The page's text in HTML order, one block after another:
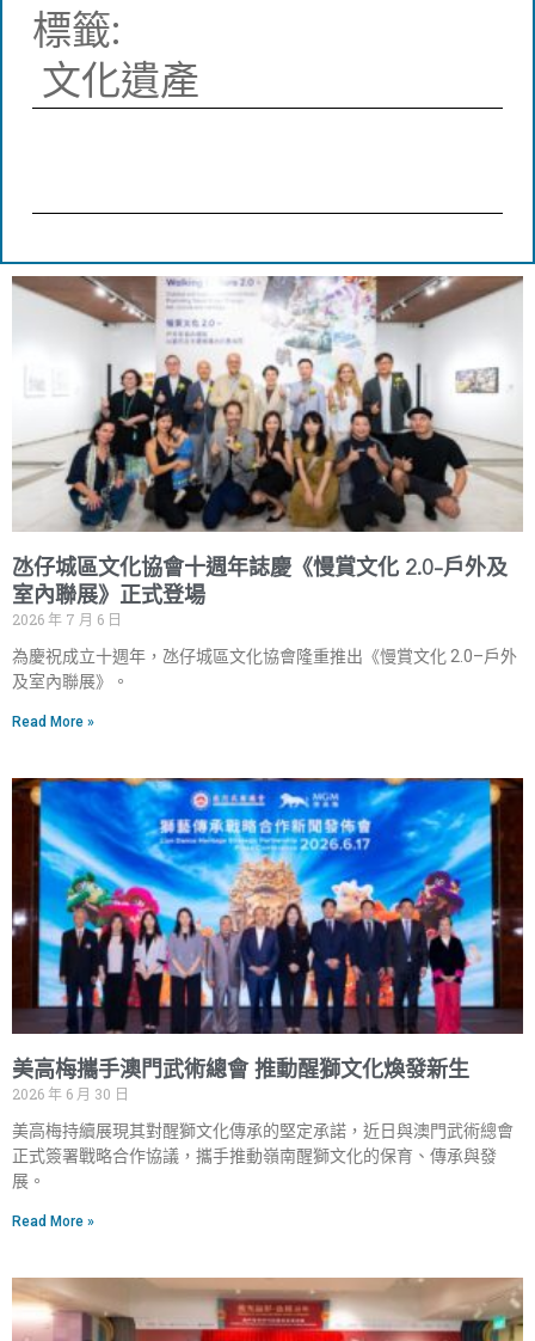
標籤:
文化遺產
氹仔城區文化協會十週年誌慶《慢賞文化 2.0–戶外及
室內聯展》正式登場
2026 年 7 月 6 日
為慶祝成立十週年，氹仔城區文化協會隆重推出《慢賞文化 2.0–戶外
及室內聯展》。
Read More »
美高梅攜手澳門武術總會 推動醒獅文化煥發新生
2026 年 6 月 30 日
美高梅持續展現其對醒獅文化傳承的堅定承諾，近日與澳門武術總會
正式簽署戰略合作協議，攜手推動嶺南醒獅文化的保育、傳承與發
展。
Read More »
PagePagePagePage